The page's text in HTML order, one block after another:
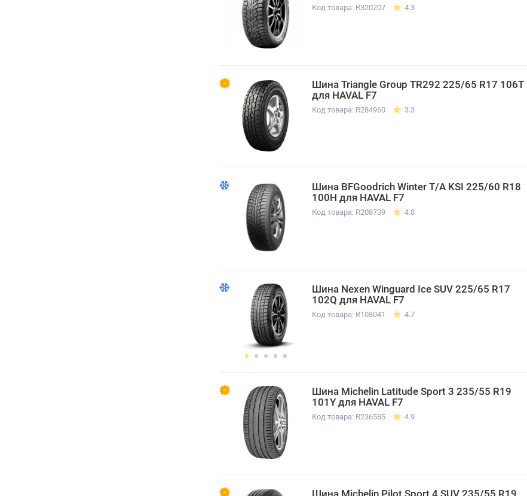
Код товара: R320207 4.3
Шина Triangle Group TR292 225/65 R17 106T
для HAVAL F7
Код товара: R284960 3.3
Шина BFGoodrich Winter T/A KSI 225/60 R18
100H для HAVAL F7
Код товара: R208739 4.8
Шина Nexen Winguard Ice SUV 225/65 R17
102Q для HAVAL F7
Код товара: R108041 4.7
Шина Michelin Latitude Sport 3 235/55 R19
101Y для HAVAL F7
Код товара: R236585 4.9
Шина Michelin Pilot Sport 4 SUV 235/55 R19